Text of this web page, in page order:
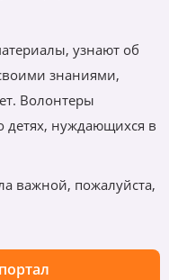
узнают об
знаниями,
Волонтеры
детях, нуждающихся в
важной, пожалуйста,